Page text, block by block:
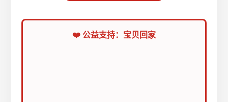
❤️ 公益支持：宝贝回家